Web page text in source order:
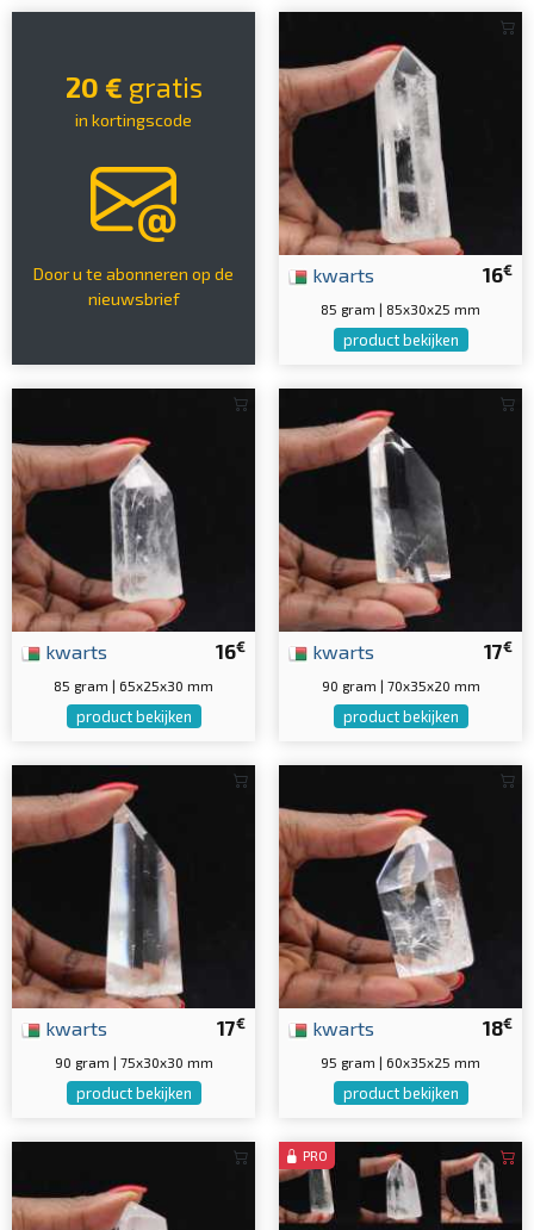
20 € gratis
in kortingscode
Door u te abonneren op de
nieuwsbrief
16€
kwarts
85 gram | 85x30x25 mm
product bekijken
16€
kwarts
85 gram | 65x25x30 mm
product bekijken
17€
kwarts
90 gram | 70x35x20 mm
product bekijken
17€
kwarts
90 gram | 75x30x30 mm
product bekijken
18€
kwarts
95 gram | 60x35x25 mm
product bekijken
PRO